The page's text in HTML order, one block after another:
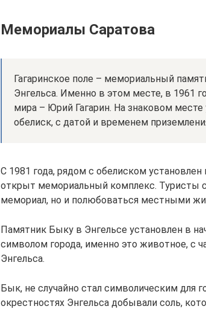
Мемориалы Саратова
Гагаринское поле – мемориальный
Энгельса. Именно в этом месте, в 1961
мира – Юрий Гагарин. На знаковом
обелиск, с датой и временем
С 1981 года, рядом с обелиском
открыт мемориальный комплекс. Туристы
мемориал, но и полюбоваться местными
Памятник Быку в Энгельсе установлен в
символом города, именно это животное, с
Энгельса.
Бык, не случайно стал символическим для
окрестностях Энгельса добывали соль,